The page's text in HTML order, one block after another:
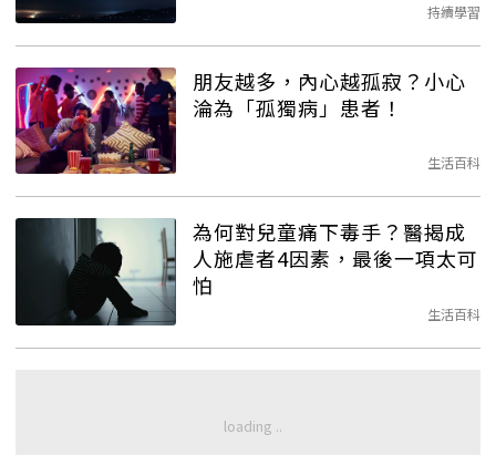
持續學習
朋友越多，內心越孤寂？小心
淪為「孤獨病」患者！
生活百科
為何對兒童痛下毒手？醫揭成
人施虐者4因素，最後一項太可
怕
生活百科